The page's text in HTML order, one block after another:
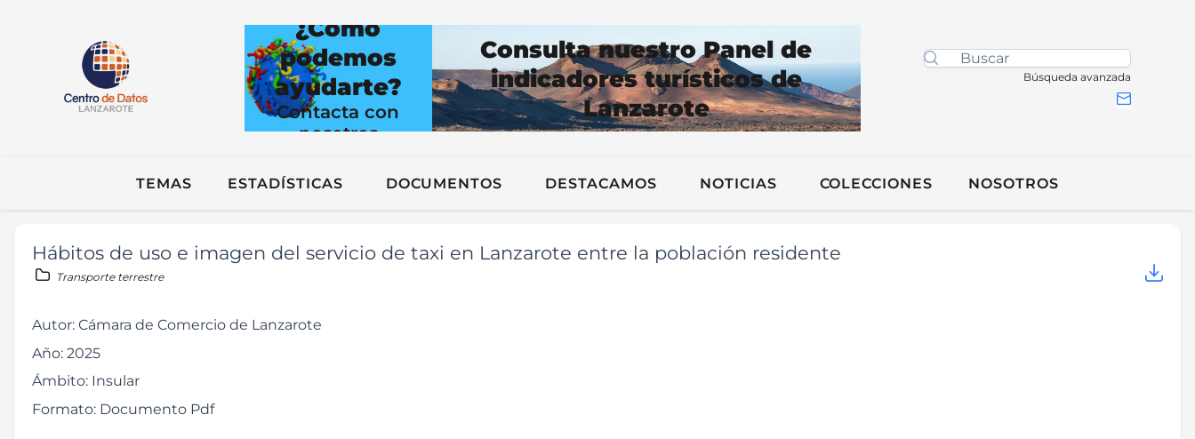
¿Cómo
podemos
ayudarte?
Contacta con
nosotros
Consulta nuestro Panel de
indicadores turísticos de
Lanzarote
Búsqueda avanzada
TEMAS ESTADÍSTICAS DOCUMENTOS DESTACAMOS NOTICIAS COLECCIONES NOSOTROS
Hábitos de uso e imagen del servicio de taxi en Lanzarote entre la población residente
Transporte terrestre
Autor: Cámara de Comercio de Lanzarote
Año: 2025
Ámbito: Insular
Formato: Documento Pdf